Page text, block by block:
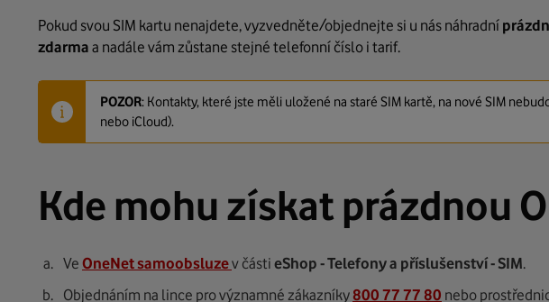
Pokud svou SIM kartu nenajdete, vyzvedněte/objednejte si u nás náhradní
zdarma a nadále vám zůstane stejné telefonní číslo i tarif.
POZOR: Kontakty, které jste měli uložené na staré SIM kartě, na nové SIM
nebo iCloud).
Kde mohu získat prázdnou
Ve OneNet samoobsluzev části eShop - Telefony a příslušenství - SIM.
Objednáním na lince pro významné zákazníky 800 77 77 80 nebo